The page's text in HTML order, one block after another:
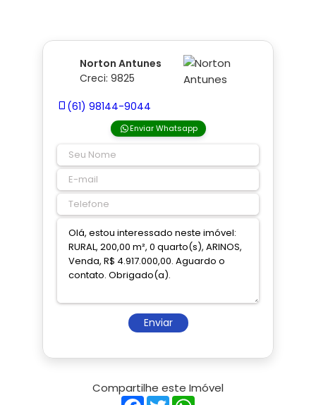
Norton Antunes
Creci: 9825
(61) 98144-9044
Enviar Whatsapp
Enviar
Compartilhe este Imóvel
Facebook
Twitter